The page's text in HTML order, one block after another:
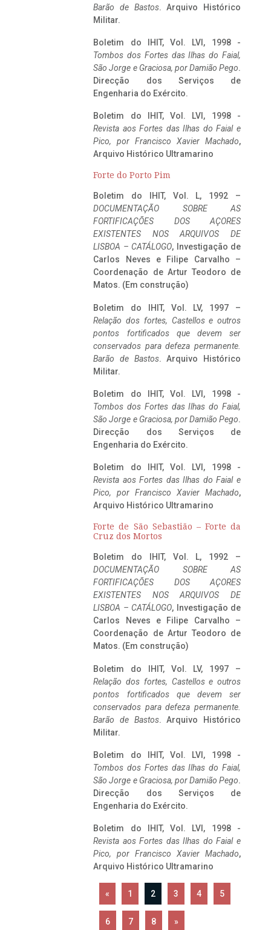
Barão de Bastos. Arquivo Histórico
Militar.
Boletim do IHIT, Vol. LVI, 1998 -
Tombos dos Fortes das Ilhas do Faial,
São Jorge e Graciosa, por Damião Pego.
Direcção dos Serviços de
Engenharia do Exército.
Boletim do IHIT, Vol. LVI, 1998 -
Revista aos Fortes das Ilhas do Faial e
Pico, por Francisco Xavier Machado,
Arquivo Histórico Ultramarino
Forte do Porto Pim
Boletim do IHIT, Vol. L, 1992 –
DOCUMENTAÇÃO SOBRE AS
FORTIFICAÇÕES DOS AÇORES
EXISTENTES NOS ARQUIVOS DE
LISBOA – CATÁLOGO, Investigação de
Carlos Neves e Filipe Carvalho –
Coordenação de Artur Teodoro de
Matos. (Em construção)
Boletim do IHIT, Vol. LV, 1997 –
Relação dos fortes, Castellos e outros
pontos fortificados que devem ser
conservados para defeza permanente.
Barão de Bastos. Arquivo Histórico
Militar.
Boletim do IHIT, Vol. LVI, 1998 -
Tombos dos Fortes das Ilhas do Faial,
São Jorge e Graciosa, por Damião Pego.
Direcção dos Serviços de
Engenharia do Exército.
Boletim do IHIT, Vol. LVI, 1998 -
Revista aos Fortes das Ilhas do Faial e
Pico, por Francisco Xavier Machado,
Arquivo Histórico Ultramarino
Forte de São Sebastião – Forte da
Cruz dos Mortos
Boletim do IHIT, Vol. L, 1992 –
DOCUMENTAÇÃO SOBRE AS
FORTIFICAÇÕES DOS AÇORES
EXISTENTES NOS ARQUIVOS DE
LISBOA – CATÁLOGO, Investigação de
Carlos Neves e Filipe Carvalho –
Coordenação de Artur Teodoro de
Matos. (Em construção)
Boletim do IHIT, Vol. LV, 1997 –
Relação dos fortes, Castellos e outros
pontos fortificados que devem ser
conservados para defeza permanente.
Barão de Bastos. Arquivo Histórico
Militar.
Boletim do IHIT, Vol. LVI, 1998 -
Tombos dos Fortes das Ilhas do Faial,
São Jorge e Graciosa, por Damião Pego.
Direcção dos Serviços de
Engenharia do Exército.
Boletim do IHIT, Vol. LVI, 1998 -
Revista aos Fortes das Ilhas do Faial e
Pico, por Francisco Xavier Machado,
Arquivo Histórico Ultramarino
« 1 2 3 4 5
6 7 8 »